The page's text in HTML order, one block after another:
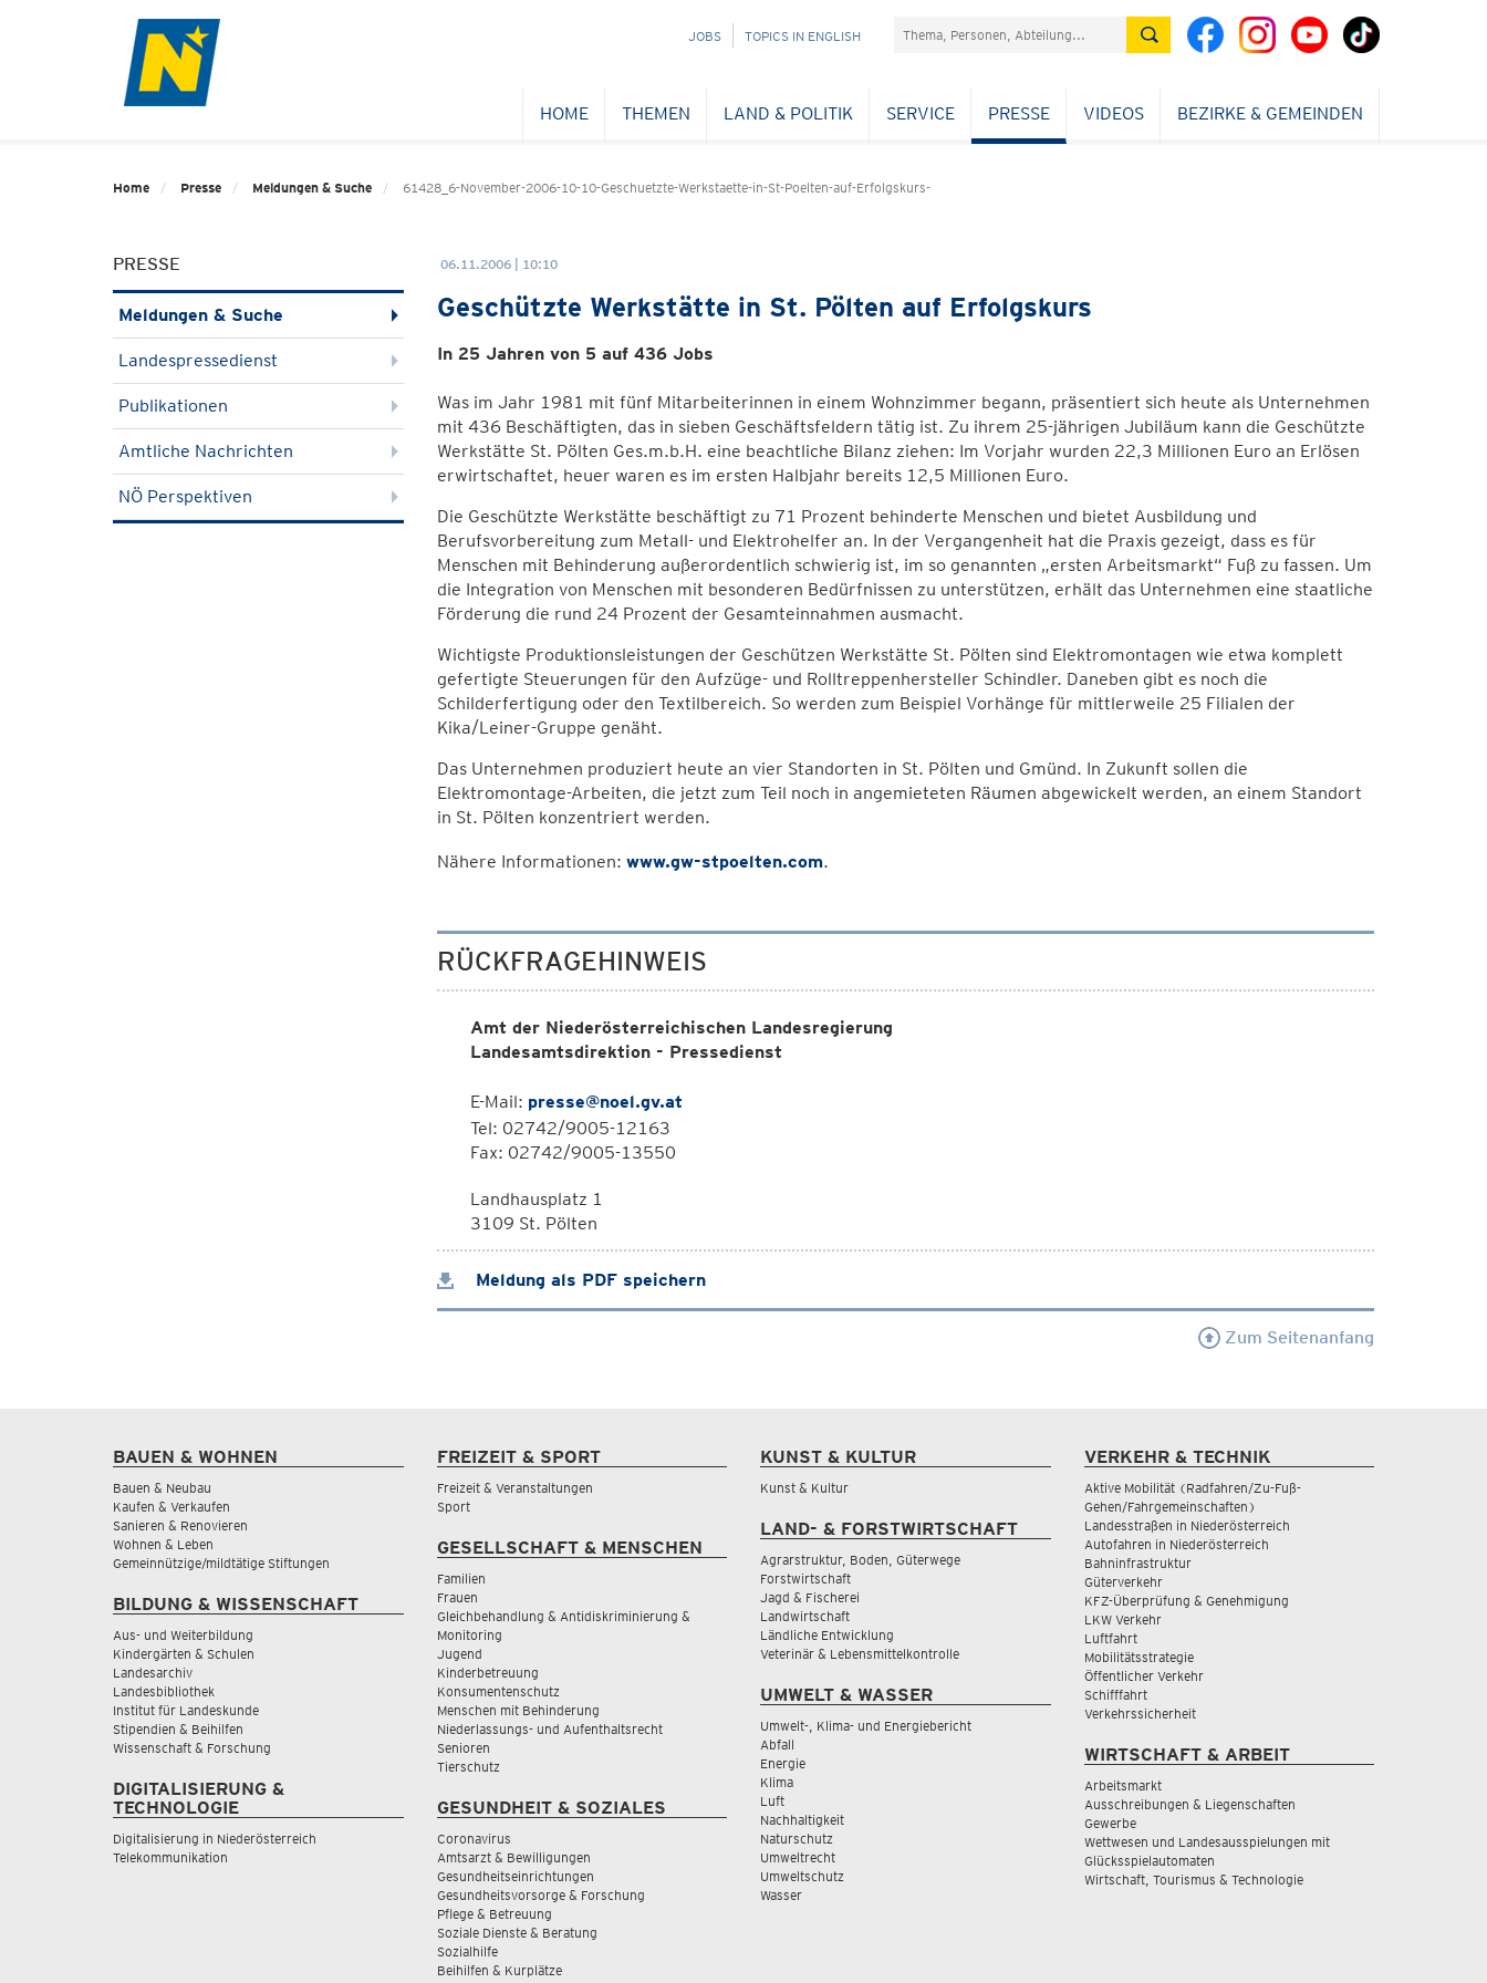
NAVIGATION
JOBS TOPICS IN ENGLISH Suchefeld
HOME THEMEN LAND & POLITIK SERVICE PRESSE VIDEOS BEZIRKE & GEMEINDEN
Home Presse Meldungen & Suche 61428_6-November-2006-10-10-Geschuetzte-Werkstaette-in-St-Poelten-auf-Erfolgskurs-
PRESSE
Meldungen & Suche
Landespressedienst
Publikationen
Amtliche Nachrichten
NÖ Perspektiven
06.11.2006 | 10:10
Geschützte Werkstätte in St. Pölten auf Erfolgskurs
In 25 Jahren von 5 auf 436 Jobs
Was im Jahr 1981 mit fünf Mitarbeiterinnen in einem Wohnzimmer begann, präsentiert sich heute als Unternehmen
mit 436 Beschäftigten, das in sieben Geschäftsfeldern tätig ist. Zu ihrem 25-jährigen Jubiläum kann die Geschützte
Werkstätte St. Pölten Ges.m.b.H. eine beachtliche Bilanz ziehen: Im Vorjahr wurden 22,3 Millionen Euro an Erlösen
erwirtschaftet, heuer waren es im ersten Halbjahr bereits 12,5 Millionen Euro.
Die Geschützte Werkstätte beschäftigt zu 71 Prozent behinderte Menschen und bietet Ausbildung und
Berufsvorbereitung zum Metall- und Elektrohelfer an. In der Vergangenheit hat die Praxis gezeigt, dass es für
Menschen mit Behinderung außerordentlich schwierig ist, im so genannten „ersten Arbeitsmarkt“ Fuß zu fassen. Um
die Integration von Menschen mit besonderen Bedürfnissen zu unterstützen, erhält das Unternehmen eine staatliche
Förderung die rund 24 Prozent der Gesamteinnahmen ausmacht.
Wichtigste Produktionsleistungen der Geschützen Werkstätte St. Pölten sind Elektromontagen wie etwa komplett
gefertigte Steuerungen für den Aufzüge- und Rolltreppenhersteller Schindler. Daneben gibt es noch die
Schilderfertigung oder den Textilbereich. So werden zum Beispiel Vorhänge für mittlerweile 25 Filialen der
Kika/Leiner-Gruppe genäht.
Das Unternehmen produziert heute an vier Standorten in St. Pölten und Gmünd. In Zukunft sollen die
Elektromontage-Arbeiten, die jetzt zum Teil noch in angemieteten Räumen abgewickelt werden, an einem Standort
in St. Pölten konzentriert werden.
Nähere Informationen: www.gw-stpoelten.com.
RÜCKFRAGEHINWEIS
Amt der Niederösterreichischen Landesregierung
Landesamtsdirektion - Pressedienst
E-Mail: presse@noel.gv.at
Tel: 02742/9005-12163
Fax: 02742/9005-13550
Landhausplatz 1
3109 St. Pölten
Meldung als PDF speichern
Zum Seitenanfang
BAUEN & WOHNEN
Bauen & Neubau
Kaufen & Verkaufen
Sanieren & Renovieren
Wohnen & Leben
Gemeinnützige/mildtätige Stiftungen
BILDUNG & WISSENSCHAFT
Aus- und Weiterbildung
Kindergärten & Schulen
Landesarchiv
Landesbibliothek
Institut für Landeskunde
Stipendien & Beihilfen
Wissenschaft & Forschung
DIGITALISIERUNG &
TECHNOLOGIE
Digitalisierung in Niederösterreich
Telekommunikation
FREIZEIT & SPORT
Freizeit & Veranstaltungen
Sport
GESELLSCHAFT & MENSCHEN
Familien
Frauen
Gleichbehandlung & Antidiskriminierung &
Monitoring
Jugend
Kinderbetreuung
Konsumentenschutz
Menschen mit Behinderung
Niederlassungs- und Aufenthaltsrecht
Senioren
Tierschutz
GESUNDHEIT & SOZIALES
Coronavirus
Amtsarzt & Bewilligungen
Gesundheitseinrichtungen
Gesundheitsvorsorge & Forschung
Pflege & Betreuung
Soziale Dienste & Beratung
Sozialhilfe
Beihilfen & Kurplätze
KUNST & KULTUR
Kunst & Kultur
LAND- & FORSTWIRTSCHAFT
Agrarstruktur, Boden, Güterwege
Forstwirtschaft
Jagd & Fischerei
Landwirtschaft
Ländliche Entwicklung
Veterinär & Lebensmittelkontrolle
UMWELT & WASSER
Umwelt-, Klima- und Energiebericht
Abfall
Energie
Klima
Luft
Nachhaltigkeit
Naturschutz
Umweltrecht
Umweltschutz
Wasser
VERKEHR & TECHNIK
Aktive Mobilität (Radfahren/Zu-Fuß-
Gehen/Fahrgemeinschaften)
Landesstraßen in Niederösterreich
Autofahren in Niederösterreich
Bahninfrastruktur
Güterverkehr
KFZ-Überprüfung & Genehmigung
LKW Verkehr
Luftfahrt
Mobilitätsstrategie
Öffentlicher Verkehr
Schifffahrt
Verkehrssicherheit
WIRTSCHAFT & ARBEIT
Arbeitsmarkt
Ausschreibungen & Liegenschaften
Gewerbe
Wettwesen und Landesausspielungen mit
Glücksspielautomaten
Wirtschaft, Tourismus & Technologie